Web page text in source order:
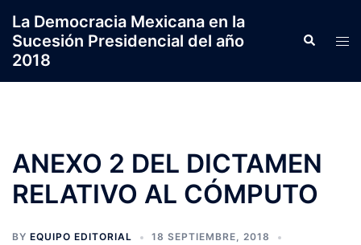
contenido
La Democracia Mexicana en la
Sucesión Presidencial del año
2018
Search
ANEXO 2 DEL DICTAMEN
RELATIVO AL CÓMPUTO
BY EQUIPO EDITORIAL
18 SEPTIEMBRE, 2018